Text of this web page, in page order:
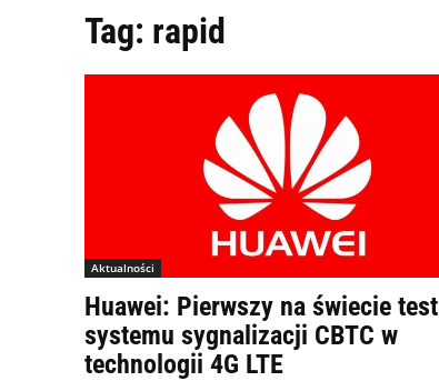
Tag: rapid
Aktualności
Huawei: Pierwszy na świecie test
systemu sygnalizacji CBTC w
technologii 4G LTE